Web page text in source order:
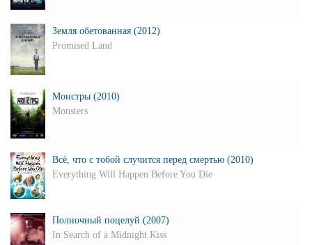
Земля обетованная (2012)
Promised Land
Монстры (2010)
Monsters
Всё, что с тобой случится перед смертью (2010)
Everything Will Happen Before You Die
Полночный поцелуй (2007)
In Search of a Midnight Kiss